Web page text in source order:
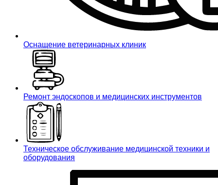
Оснащение ветеринарных клиник
Ремонт эндоскопов и медицинских инструментов
Техническое обслуживание медицинской техники и
оборудования